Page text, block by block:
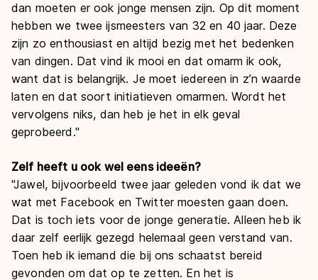
dan moeten er ook jonge mensen zijn. Op dit moment
hebben we twee ijsmeesters van 32 en 40 jaar. Deze
zijn zo enthousiast en altijd bezig met het bedenken
van dingen. Dat vind ik mooi en dat omarm ik ook,
want dat is belangrijk. Je moet iedereen in z’n waarde
laten en dat soort initiatieven omarmen. Wordt het
vervolgens niks, dan heb je het in elk geval
geprobeerd."
Zelf heeft u ook wel eens ideeën?
"Jawel, bijvoorbeeld twee jaar geleden vond ik dat we
wat met Facebook en Twitter moesten gaan doen.
Dat is toch iets voor de jonge generatie. Alleen heb ik
daar zelf eerlijk gezegd helemaal geen verstand van.
Toen heb ik iemand die bij ons schaatst bereid
gevonden om dat op te zetten. En het is